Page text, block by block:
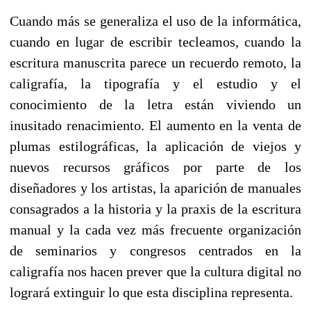
Cuando más se generaliza el uso de la informática,
cuando en lugar de escribir tecleamos, cuando la
escritura manuscrita parece un recuerdo remoto, la
caligrafía, la tipografía y el estudio y el
conocimiento de la letra están viviendo un
inusitado renacimiento. El aumento en la venta de
plumas estilográficas, la aplicación de viejos y
nuevos recursos gráficos por parte de los
diseñadores y los artistas, la aparición de manuales
consagrados a la historia y la praxis de la escritura
manual y la cada vez más frecuente organización
de seminarios y congresos centrados en la
caligrafía nos hacen prever que la cultura digital no
logrará extinguir lo que esta disciplina representa.